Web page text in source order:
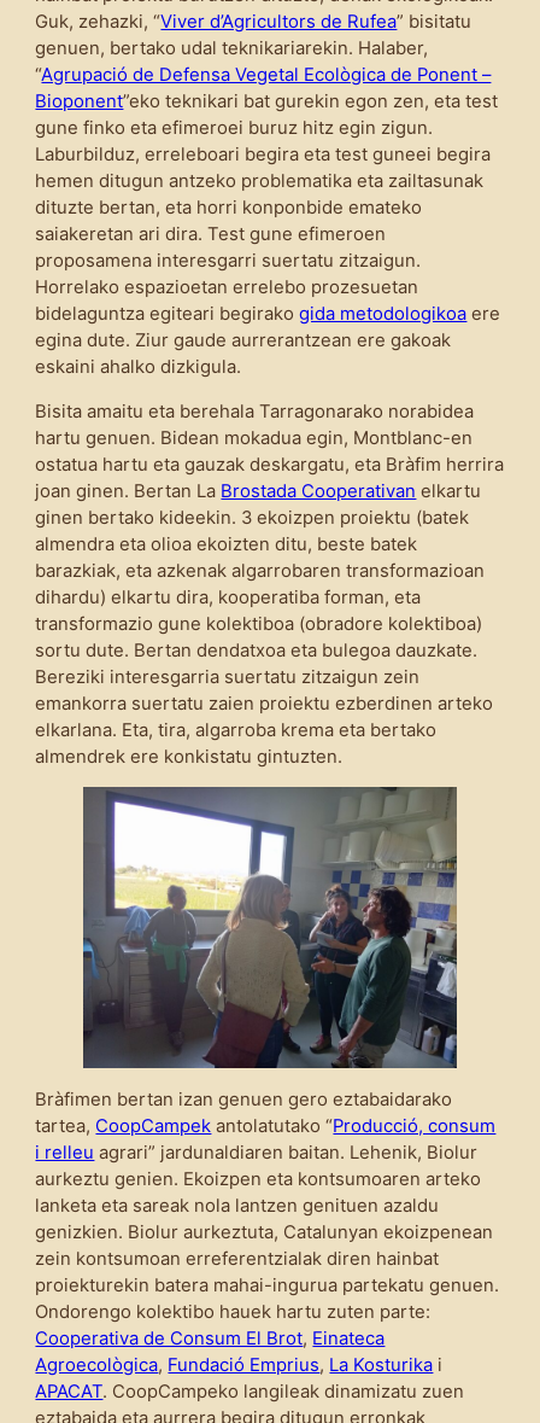
Guk, zehazki, “Viver d’Agricultors de Rufea” bisitatu
genuen, bertako udal teknikariarekin. Halaber,
“Agrupació de Defensa Vegetal Ecològica de Ponent –
Bioponent”eko teknikari bat gurekin egon zen, eta test
gune finko eta efimeroei buruz hitz egin zigun.
Laburbilduz, erreleboari begira eta test guneei begira
hemen ditugun antzeko problematika eta zailtasunak
dituzte bertan, eta horri konponbide emateko
saiakeretan ari dira. Test gune efimeroen
proposamena interesgarri suertatu zitzaigun.
Horrelako espazioetan errelebo prozesuetan
bidelaguntza egiteari begirakogida metodologikoa ere
egina dute. Ziur gaude aurrerantzean ere gakoak
eskaini ahalko dizkigula.
Bisita amaitu eta berehala Tarragonarako norabidea
hartu genuen. Bidean mokadua egin, Montblanc-en
ostatua hartu eta gauzak deskargatu, eta Bràfim herrira
joan ginen. Bertan La Brostada Cooperativan elkartu
ginen bertako kideekin. 3 ekoizpen proiektu (batek
almendra eta olioa ekoizten ditu, beste batek
barazkiak, eta azkenak algarrobaren transformazioan
dihardu) elkartu dira, kooperatiba forman, eta
transformazio gune kolektiboa (obradore kolektiboa)
sortu dute. Bertan dendatxoa eta bulegoa dauzkate.
Bereziki interesgarria suertatu zitzaigun zein
emankorra suertatu zaien proiektu ezberdinen arteko
elkarlana. Eta, tira, algarroba krema eta bertako
almendrek ere konkistatu gintuzten.
Bràfimen bertan izan genuen gero eztabaidarako
tartea, CoopCampek antolatutako “Producció, consum
i relleu agrari” jardunaldiaren baitan. Lehenik, Biolur
aurkeztu genien. Ekoizpen eta kontsumoaren arteko
lanketa eta sareak nola lantzen genituen azaldu
genizkien. Biolur aurkeztuta, Catalunyan ekoizpenean
zein kontsumoan erreferentzialak diren hainbat
proiekturekin batera mahai-ingurua partekatu genuen.
Ondorengo kolektibo hauek hartu zuten parte:
Cooperativa de Consum El Brot, Einateca
Agroecològica, Fundació Emprius, La Kosturika i
APACAT. CoopCampeko langileak dinamizatu zuen
eztabaida eta aurrera begira ditugun erronkak